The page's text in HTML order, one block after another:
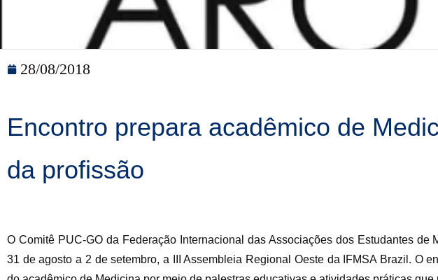
28/08/2018
Encontro prepara acadêmico de
da profissão
O Comitê PUC-GO da Federação Internacional das Associações dos Estudantes
31 de agosto a 2 de setembro, a III Assembleia Regional Oeste da IFMSA Brazil. O